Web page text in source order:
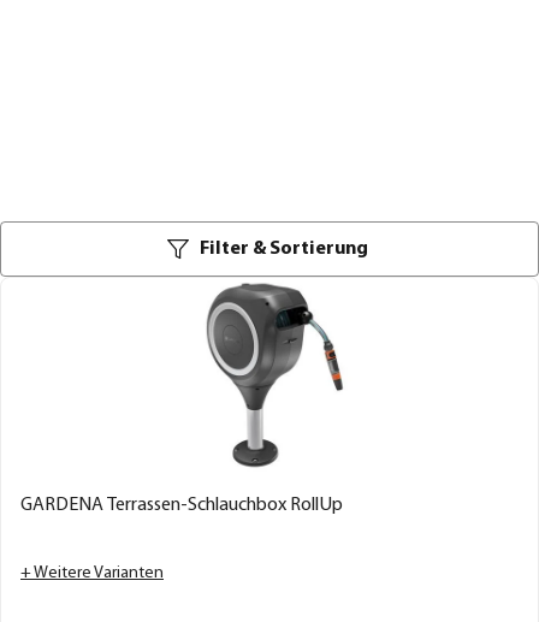
Filter & Sortierung
GARDENA Terrassen-Schlauchbox RollUp
+ Weitere Varianten